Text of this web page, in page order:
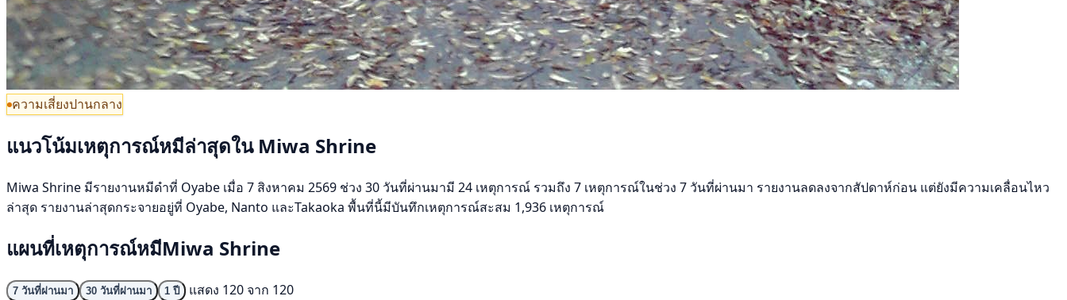
ความเสี่ยงปานกลาง
แนวโน้มเหตุการณ์หมีล่าสุดใน Miwa Shrine
Miwa Shrine มีรายงานหมีดำที่ Oyabe เมื่อ 7 สิงหาคม 2569 ช่วง 30 วันที่ผ่านมามี 24 เหตุการณ์ รวมถึง 7 เหตุการณ์ในช่วง 7 วันที่ผ่านมา รายงานลดลงจากสัปดาห์ก่อน แต่ยังมีความเคลื่อนไหว
ล่าสุด รายงานล่าสุดกระจายอยู่ที่ Oyabe, Nanto และTakaoka พื้นที่นี้มีบันทึกเหตุการณ์สะสม 1,936 เหตุการณ์
แผนที่เหตุการณ์หมีMiwa Shrine
7 วันที่ผ่านมา 30 วันที่ผ่านมา 1 ปี แสดง 120 จาก 120